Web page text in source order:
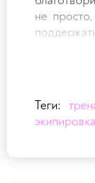
не
Мы
детского
уделяем
жизни.
Теги:
экипировка